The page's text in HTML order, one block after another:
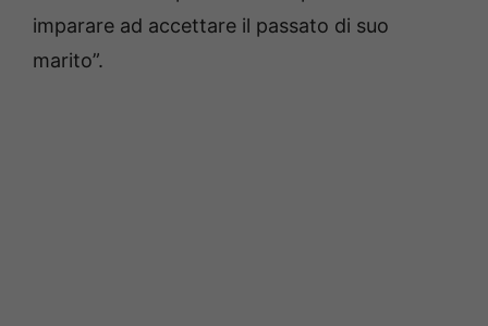
imparare ad accettare il passato di suo
marito”.